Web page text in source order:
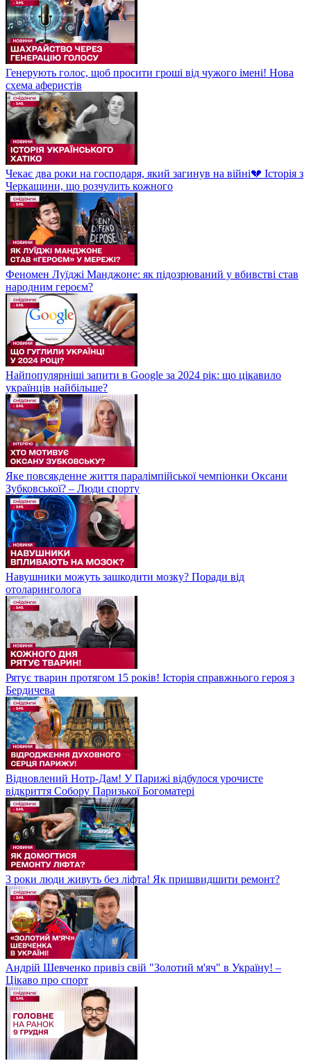
Генерують голос, щоб просити гроші від чужого імені! Нова
схема аферистів
Чекає два роки на господаря, який загинув на війні💔 Історія з
Черкащини, що розчулить кожного
Феномен Луїджі Манджоне: як підозрюваний у вбивстві став
народним героєм?
Найпопулярніші запити в Google за 2024 рік: що цікавило
українців найбільше?
Яке повсякденне життя паралімпійської чемпіонки Оксани
Зубковської? – Люди спорту
Навушники можуть зашкодити мозку? Поради від
отоларинголога
Рятує тварин протягом 15 років! Історія справжнього героя з
Бердичева
Відновлений Нотр-Дам! У Парижі відбулося урочисте
відкриття Собору Паризької Богоматері
3 роки люди живуть без ліфта! Як пришвидшити ремонт?
Андрій Шевченко привіз свій "Золотий м'яч" в Україну! –
Цікаво про спорт